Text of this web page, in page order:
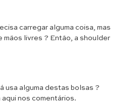
carregar alguma coisa, mas
mãos livres ? Então, a shoulder
usa alguma destas bolsas ?
nos comentários.